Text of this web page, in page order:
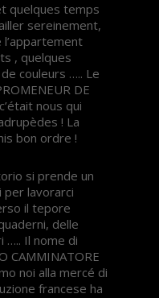
quelques temps
sereinement,
l’appartement
, quelques
couleurs ….. Le
DE
nous qui
! La
bon ordre !
si prende un
per lavorarci
il tepore
delle
….. Il nome di
CAMMINATORE
noi alla mercé di
francese ha